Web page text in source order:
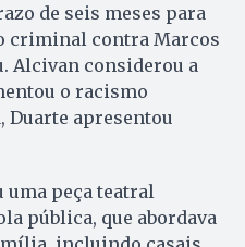
de seis meses para
criminal contra Marcos
Alcivan considerou a
o racismo
Duarte apresentou
uma peça teatral
pública, que abordava